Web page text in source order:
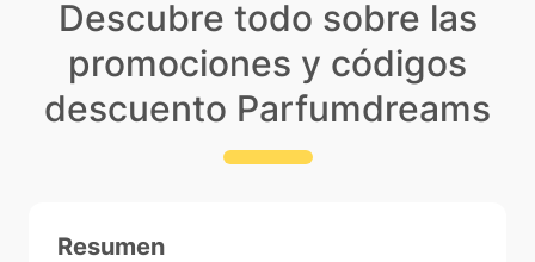
Descubre todo sobre las
promociones y códigos
descuento Parfumdreams
Resumen